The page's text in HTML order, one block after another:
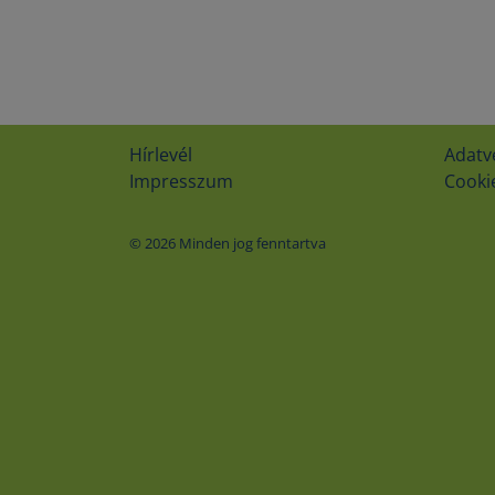
Hírlevél
Impresszum
© 2026 Minden jog fenntartva